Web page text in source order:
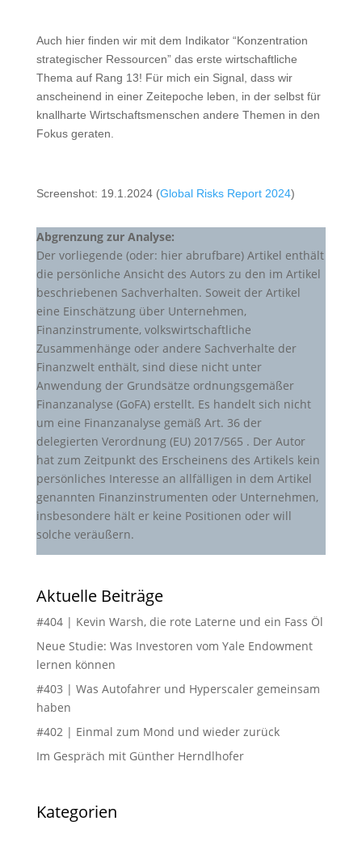
Auch hier finden wir mit dem Indikator “Konzentration
strategischer Ressourcen” das erste wirtschaftliche
Thema auf Rang 13! Für mich ein Signal, dass wir
anscheinend in einer Zeitepoche leben, in der selbst für
knallharte Wirtschaftsmenschen andere Themen in den
Fokus geraten.
Screenshot: 19.1.2024 (Global Risks Report 2024)
Abgrenzung zur Analyse:
Der vorliegende (oder: hier abrufbare) Artikel enthält
die persönliche Ansicht des Autors zu den im Artikel
beschriebenen Sachverhalten. Soweit der Artikel
eine Einschätzung über Unternehmen,
Finanzinstrumente, volkswirtschaftliche
Zusammenhänge oder andere Sachverhalte der
Finanzwelt enthält, sind diese nicht unter
Anwendung der Grundsätze ordnungsgemäßer
Finanzanalyse (GoFA) erstellt. Es handelt sich nicht
um eine Finanzanalyse gemäß Art. 36 der
delegierten Verordnung (EU) 2017/565 . Der Autor
hat zum Zeitpunkt des Erscheinens des Artikels kein
persönliches Interesse an allfälligen in dem Artikel
genannten Finanzinstrumenten oder Unternehmen,
insbesondere hält er keine Positionen oder will
solche veräußern.
Aktuelle Beiträge
#404 | Kevin Warsh, die rote Laterne und ein Fass Öl
Neue Studie: Was Investoren vom Yale Endowment
lernen können
#403 | Was Autofahrer und Hyperscaler gemeinsam
haben
#402 | Einmal zum Mond und wieder zurück
Im Gespräch mit Günther Herndlhofer
Kategorien